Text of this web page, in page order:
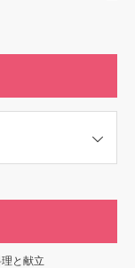
と献立